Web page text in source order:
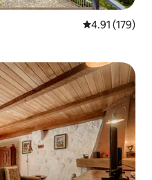
5 ರಲ್ಲಿ 4.91
4.91 (179)